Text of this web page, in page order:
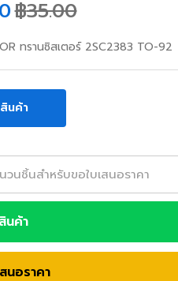
฿35.00
ทรานซิสเตอร์ 2SC2383 TO-92
นค้า
นค้า
นอราคา